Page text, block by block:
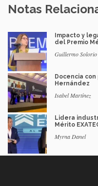
Notas
Impacto y
del Premio
Guillermo Solorio
Docencia
Hernández
Isabel Martínez
Lidera
Mérito
Myrna Danel